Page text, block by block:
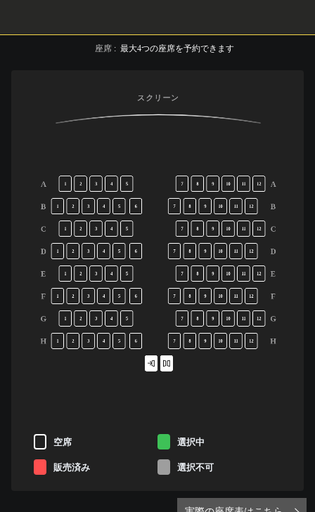
座席 : 最大4つの座席を予約できます
スクリーン
A
B
C
D
E
F
G
H
A
B
C
D
E
F
G
H
1 2 3 4 5 7 8 9 10 11 12
1 2 3 4 5 6 7 8 9 10 11 12
2 3 4 5 7 8 9 10 11 12
2 3 4 5 6 7 8 9 10 12
2 3 4 5 7 8 9 10 12
1 2 3 4 5 6 7 8 9 10 11 12
1 2 3 4 5 7 9 10 11 12
1 2 3 4 5 6 7 8 9 10 11 12
空席 選択中
販売済み 選択不可